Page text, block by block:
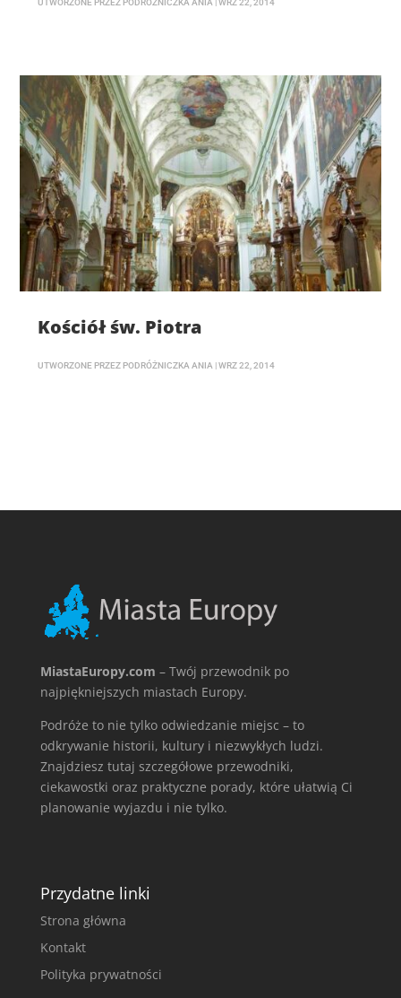
Kościół św. Piotra
UTWORZONE PRZEZ PODRÓŻNICZKA ANIA |WRZ 22, 2014
MiastaEuropy.com – Twój przewodnik po
najpiękniejszych miastach Europy.
Podróże to nie tylko odwiedzanie miejsc – to
odkrywanie historii, kultury i niezwykłych ludzi.
Znajdziesz tutaj szczegółowe przewodniki,
ciekawostki oraz praktyczne porady, które ułatwią Ci
planowanie wyjazdu i nie tylko.
Przydatne linki
Strona główna
Kontakt
Polityka prywatności